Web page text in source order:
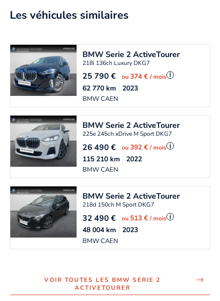
Les véhicules similaires
BMWSerie 2 ActiveTourer
218i 136ch Luxury DKG7
25 790€ ou374 €/ mois i
BMW CAEN
62 770km 2023
BMWSerie 2 ActiveTourer
225e 245ch xDrive M Sport DKG7
26 490€ ou392 €/ mois i
BMW CAEN
115 210km 2022
BMWSerie 2 ActiveTourer
218d 150ch M Sport DKG7
32 490€ ou 513 €/ mois i
BMW CAEN
48 004km 2023
VOIR TOUTES LES BMW SERIE 2
ACTIVETOURER